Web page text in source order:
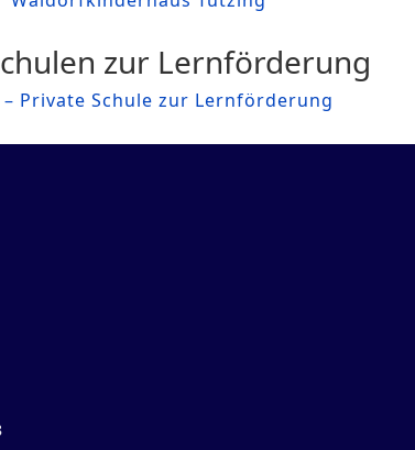
zur Lernförderung
– Private Schule zur Lernförderung